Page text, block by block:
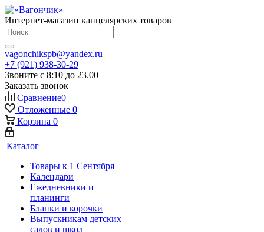
Интернет-магазин канцелярских товаров
vagonchikspb@yandex.ru
+7 (921) 938-30-29
Звоните с 8:10 до 23.00
Заказать звонок
Сравнение0
Отложенные 0
Корзина 0
Каталог
Товары к 1 Сентября
Календари
Ежедневники и
планинги
Бланки и корочки
Выпускникам детских
садов и школ